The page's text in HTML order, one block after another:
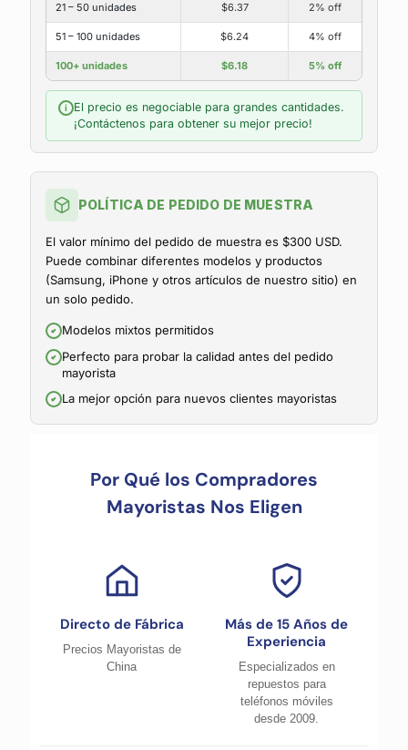
21 – 50 unidades $6.37 2% off
51 – 100 unidades $6.24 4% off
100+ unidades $6.18 5% off
i
El precio es negociable para grandes cantidades.
¡Contáctenos para obtener su mejor precio!
POLÍTICA DE PEDIDO DE MUESTRA
El valor mínimo del pedido de muestra es $300 USD.
Puede combinar diferentes modelos y productos
(Samsung, iPhone y otros artículos de nuestro sitio) en
un solo pedido.
Modelos mixtos permitidos
Perfecto para probar la calidad antes del pedido
mayorista
La mejor opción para nuevos clientes mayoristas
Por Qué los Compradores
Mayoristas Nos Eligen
Directo de Fábrica
Precios Mayoristas de
China
Más de 15 Años de
Experiencia
Especializados en
repuestos para
teléfonos móviles
desde 2009.